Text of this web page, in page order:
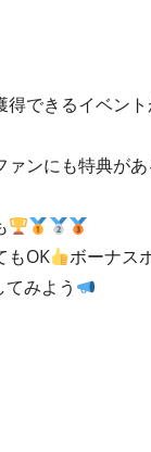
できるイベン
ンにも特典が
もOK
ボーナス
みよう